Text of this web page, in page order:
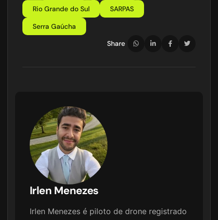
Rio Grande do Sul
SARPAS
Serra Gaúcha
Share
Irlen Menezes
Irlen Menezes é piloto de drone registrado